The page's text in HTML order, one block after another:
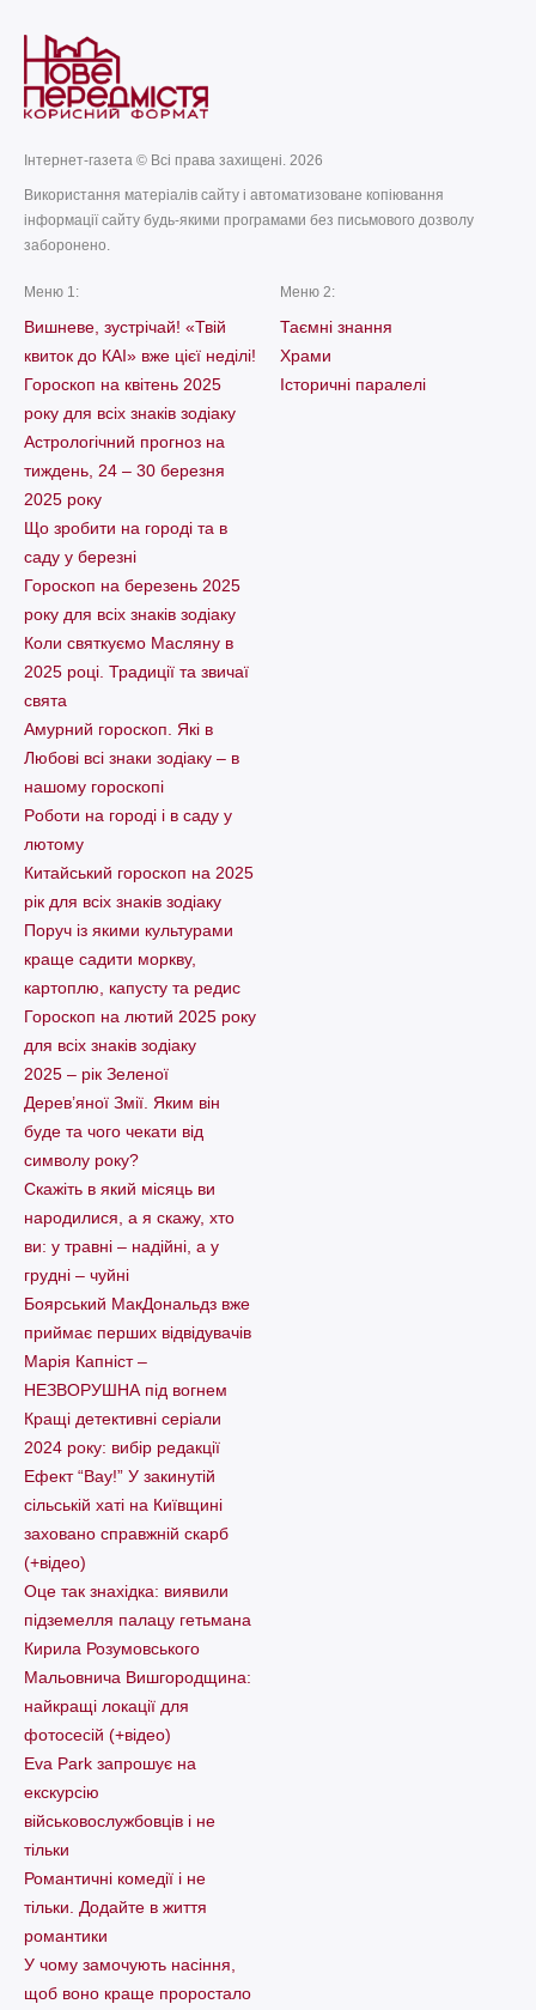
Інтернет-газета © Всі права захищені. 2026
Використання матеріалів сайту і автоматизоване копіювання
інформації сайту будь-якими програмами без письмового дозволу
заборонено.
Меню 1:
Вишневе, зустрічай! «Твій
квиток до КАІ» вже цієї неділі!
Гороскоп на квітень 2025
року для всіх знаків зодіаку
Астрологічний прогноз на
тиждень, 24 – 30 березня
2025 року
Що зробити на городі та в
саду у березні
Гороскоп на березень 2025
року для всіх знаків зодіаку
Коли святкуємо Масляну в
2025 році. Традиції та звичаї
свята
Амурний гороскоп. Які в
Любові всі знаки зодіаку – в
нашому гороскопі
Pоботи на городі і в саду у
лютому
Китайський гороскоп на 2025
рік для всіх знаків зодіаку
Поруч із якими культурами
краще садити моркву,
картоплю, капусту та редис
Гороскоп на лютий 2025 року
для всіх знаків зодіаку
2025 – рік Зеленої
Дерев’яної Змії. Яким він
буде та чого чекати від
символу року?
Скажіть в який місяць ви
народилися, а я скажу, хто
ви: у травні – надійні, а у
грудні – чуйні
Боярський МакДональдз вже
приймає перших відвідувачів
Марія Капніст –
НЕЗВОРУШНА під вогнем
Кращі детективні серіали
2024 року: вибір редакції
Ефект “Вау!” У закинутій
сільській хаті на Київщині
заховано справжній скарб
(+відео)
Оце так знахідка: виявили
підземелля палацу гетьмана
Кирила Розумовського
Мальовнича Вишгородщина:
найкращі локації для
фотосесій (+відео)
Eva Park запрошує на
екскурсію
військовослужбовців і не
тільки
Романтичні комедії і не
тільки. Додайте в життя
романтики
У чому замочують насіння,
щоб воно краще проростало
Меню 2:
Таємні знання
Храми
Історичні паралелі